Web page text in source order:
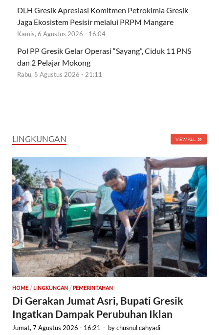
DLH Gresik Apresiasi Komitmen Petrokimia Gresik
Jaga Ekosistem Pesisir melalui PRPM Mangare
Kamis, 6 Agustus 2026 - 16:04
Pol PP Gresik Gelar Operasi “Sayang”, Ciduk 11 PNS
dan 2 Pelajar Mokong
Rabu, 5 Agustus 2026 - 21:11
LINGKUNGAN VIEW ALL
HOME / LINGKUNGAN / PEMERINTAHAN
Di Gerakan Jumat Asri, Bupati Gresik
Ingatkan Dampak Perubuhan Iklan
Jumat, 7 Agustus 2026 - 16:21 - bychusnul cahyadi